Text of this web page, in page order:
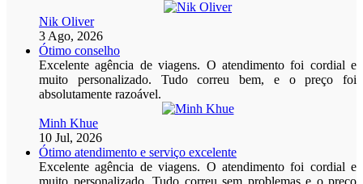
Nik Oliver
3 Ago, 2026
Ótimo conselho
Excelente agência de viagens. O atendimento foi cordial e
muito personalizado. Tudo correu bem, e o preço foi
absolutamente razoável.
Minh Khue
10 Jul, 2026
Ótimo atendimento e serviço excelente
Excelente agência de viagens. O atendimento foi cordial e
muito personalizado. Tudo correu sem problemas e o preço